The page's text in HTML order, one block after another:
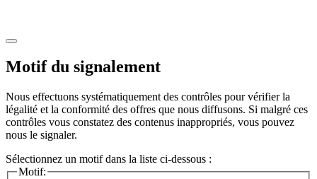
Motif du signalement
Nous effectuons systématiquement des contrôles pour vérifier la
légalité et la conformité des offres que nous diffusons. Si malgré ces
contrôles vous constatez des contenus inappropriés, vous pouvez
nous le signaler.
Sélectionnez un motif dans la liste ci-dessous :
Motif: